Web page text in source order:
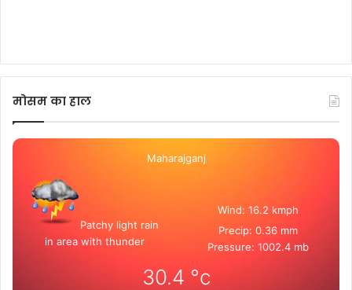
मोसम का हाल
Maharajganj
Patchy light rain
in area with thunder
Wind: 16.2 kmph
Precip: 0.36 mm
Pressure: 1002.4 mb
30.4 °c